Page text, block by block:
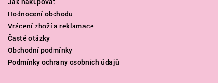
Jak nakupovat
Hodnocení obchodu
Vrácení zboží a reklamace
Časté otázky
Obchodní podmínky
Podmínky ochrany osobních údajů